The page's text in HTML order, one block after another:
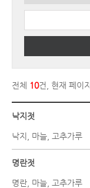
전체 10건, 현재 페이지
낙지젓
낙지, 마늘, 고추가루
명란젓
명란, 마늘, 고추가루